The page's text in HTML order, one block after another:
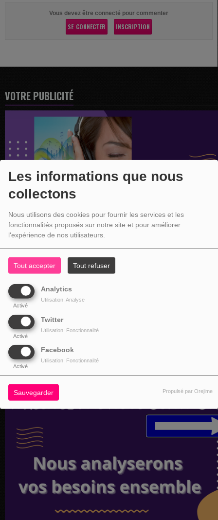
Les informations que nous
collectons
Nous utilisons des cookies pour fournir les services et les
fonctionnalités proposés sur notre site et pour améliorer
l'expérience de nos utilisateurs.
Tout accepter Tout refuser
Analytics
Activé
Utilisation: Analyse
Twitter
Activé
Utilisation: Fonctionnalité
Facebook
Activé
Utilisation: Fonctionnalité
Sauvegarder Propulsé par Orejime
Vous devez être connecté pour commenter
SE CONNECTER INSCRIPTION
VOTRE PUBLICITÉ